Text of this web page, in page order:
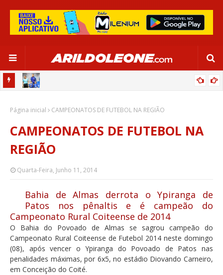
SALVADOR
Página inicial CAMPEONATOS DE FUTEBOL NA REGIÃO
CAMPEONATOS DE FUTEBOL NA
REGIÃO
Quarta-Feira, Junho 11, 2014
Bahia de Almas derrota o Ypiranga de
Patos nos pênaltis e é campeão do
Campeonato Rural Coiteense de 2014
O Bahia do Povoado de Almas se sagrou campeão do
Campeonato Rural Coiteense de Futebol 2014 neste domingo
(08), após vencer o Ypiranga do Povoado de Patos nas
penalidades máximas, por 6x5, no estádio Diovando Carneiro,
em Conceição do Coité.